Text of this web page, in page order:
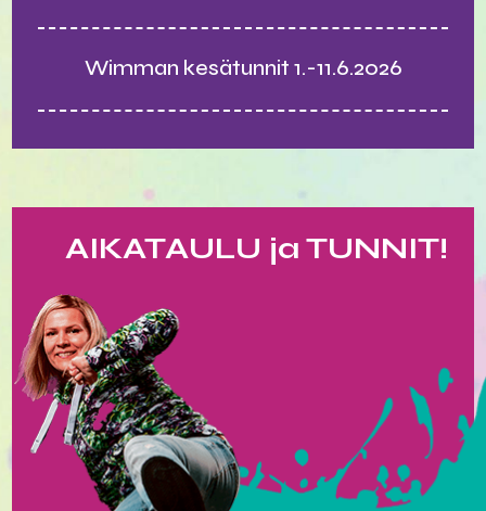
Wimman kesätunnit 1.-11.6.2026
AIKATAULU ja TUNNIT!